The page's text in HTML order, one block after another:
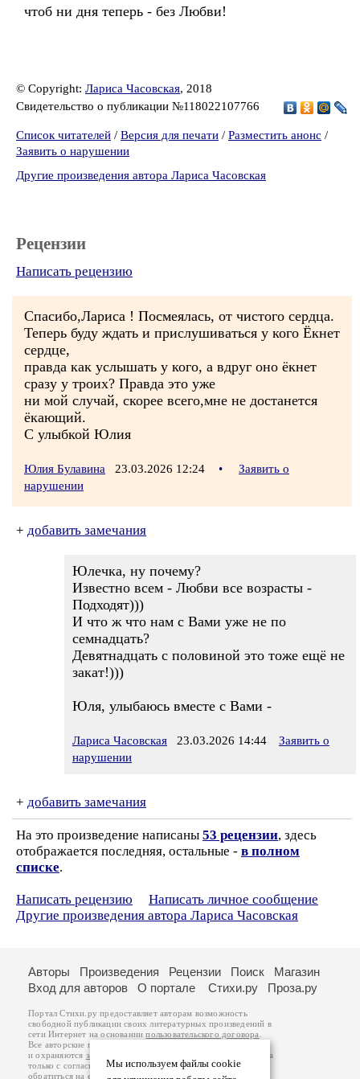
чтоб ни дня теперь - без Любви!
© Copyright: Лариса Часовская, 2018
Свидетельство о публикации №118022107766
Список читателей / Версия для печати / Разместить анонс /
Заявить о нарушении
Другие произведения автора Лариса Часовская
Рецензии
Написать рецензию
Спасибо,Лариса ! Посмеялась, от чистого сердца.
Теперь буду ждать и прислушиваться у кого Ёкнет
сердце,
правда как услышать у кого, а вдруг оно ёкнет
сразу у троих? Правда это уже
ни мой случай, скорее всего,мне не достанется
ёкающий.
С улыбкой Юлия
Юлия Булавина 23.03.2026 12:24 •
Заявить о
нарушении
+ добавить замечания
Юлечка, ну почему?
Известно всем - Любви все возрасты -
Подходят)))
И что ж что нам с Вами уже не по
семнадцать?
Девятнадцать с половиной это тоже ещё не
закат!)))
Юля, улыбаюсь вместе с Вами -
Лариса Часовская 23.03.2026 14:44
Заявить о
нарушении
+ добавить замечания
На это произведение написаны 53 рецензии, здесь
отображается последняя, остальные - в полном
списке.
Написать рецензию
Написать личное сообщение
Другие произведения автора Лариса Часовская
Мы используем файлы cookie
Авторы Произведения Рецензии Поиск
Магазин
Вход для авторов
О портале Стихи.ру Проза.ру
Портал Стихи.ру предоставляет авторам возможность
свободной публикации своих литературных произведений в
сети Интернет на основаниипользовательского договора
Все авторские права на произведения принадлежат авторам
и охраняются законом
. Перепечатка произведений возможна
только с согласия его автора, к которому вы можете
обратиться на его авторской странице. Ответственность за